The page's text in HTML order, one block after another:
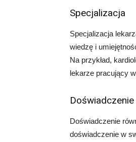
Specjalizacja
Specjalizacja
wiedzę i
Na przykład,
lekarze pracujący
Doświadczenie
Doświadczenie
doświadczenie w